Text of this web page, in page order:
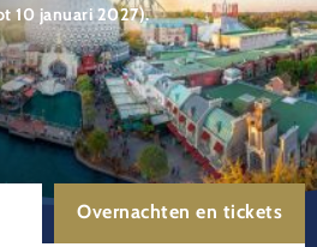
10 januari 2027).
Overnachten en tickets